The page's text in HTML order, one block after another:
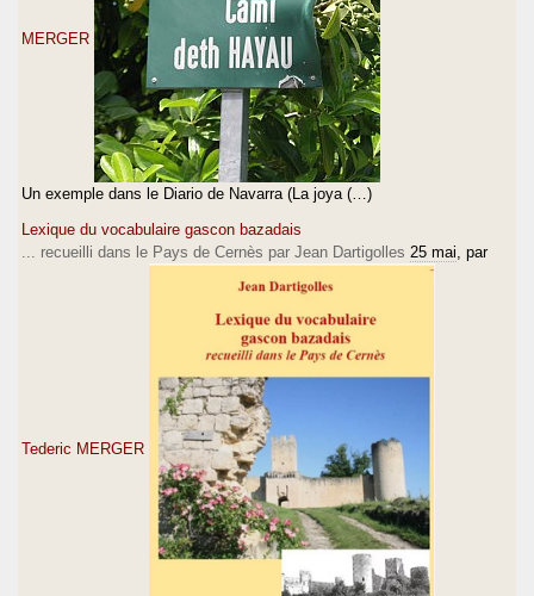
MERGER
Un exemple dans le Diario de Navarra (La joya (…)
Lexique du vocabulaire gascon bazadais
... recueilli dans le Pays de Cernès par Jean Dartigolles 25 mai , par
Tederic MERGER